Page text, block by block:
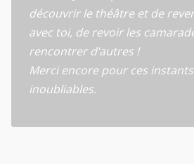
découvrir le théâtre et de
avec toi, de revoir les
rencontrer d’autres !
Merci encore pour ces
inoubliables.